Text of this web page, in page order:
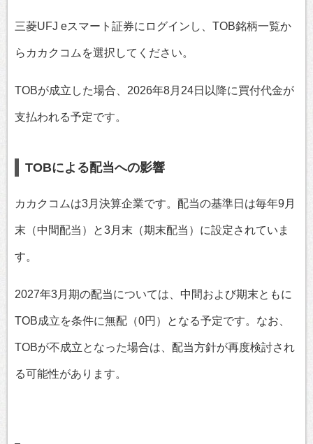
三菱UFJ eスマート証券にログインし、TOB銘柄一覧か
らカカクコムを選択してください。
TOBが成立した場合、2026年8月24日以降に買付代金が
支払われる予定です。
TOBによる配当への影響
カカクコムは3月決算企業です。配当の基準日は毎年9月
末（中間配当）と3月末（期末配当）に設定されていま
す。
2027年3月期の配当については、中間および期末ともに
TOB成立を条件に無配（0円）となる予定です。なお、
TOBが不成立となった場合は、配当方針が再度検討され
る可能性があります。